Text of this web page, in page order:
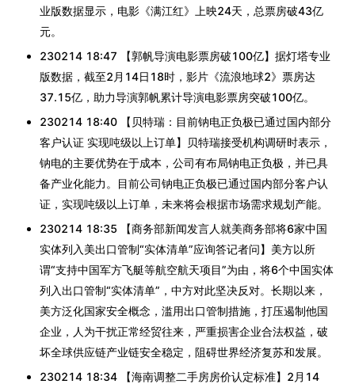
业版数据显示，电影《满江红》上映24天，总票房破43亿
元。
230214 18:47 【郭帆导演电影票房破100亿】据灯塔专业
版数据，截至2月14日18时，影片《流浪地球2》票房达
37.15亿，助力导演郭帆累计导演电影票房突破100亿。
230214 18:40 【贝特瑞：目前钠电正负极已通过国内部分
客户认证 实现吨级以上订单】贝特瑞接受机构调研时表示，
钠电的主要优势在于成本，公司有布局钠电正负极，并已具
备产业化能力。目前公司钠电正负极已通过国内部分客户认
证，实现吨级以上订单，未来将会根据市场需求规划产能。
230214 18:35 【商务部新闻发言人就美商务部将6家中国
实体列入美出口管制“实体清单”应询答记者问】美方以所
谓“支持中国军方飞艇等航空航天项目”为由，将6个中国实体
列入出口管制“实体清单”，中方对此坚决反对。长期以来，
美方泛化国家安全概念，滥用出口管制措施，打压遏制他国
企业，人为干扰正常经贸往来，严重损害企业合法权益，破
坏全球供应链产业链安全稳定，阻碍世界经济复苏和发展。
230214 18:34 【海南调整二手房房价认定标准】2月14